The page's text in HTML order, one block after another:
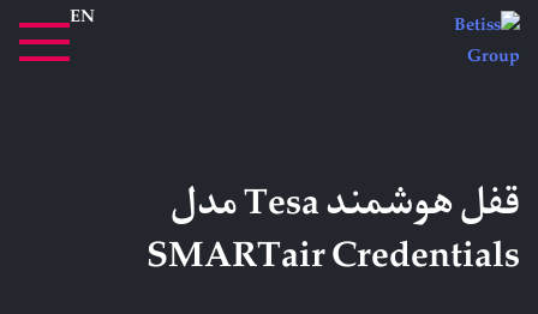
EN
قفل هوشمند Tesa مدل
SMARTair Credentials